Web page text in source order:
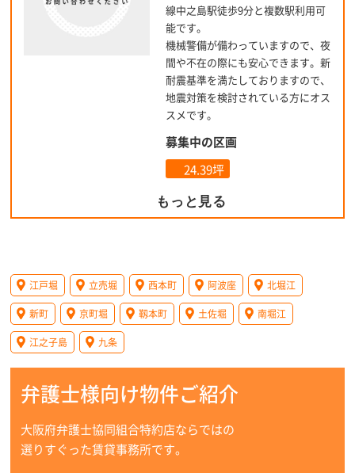
線中之島駅徒歩9分と複数駅利用可
能です。
機械警備が備わっていますので、夜
間や不在の際にも安心できます。新
耐震基準を満たしておりますので、
地震対策を検討されている方にオス
スメです。
募集中の区画
24.39坪
もっと見る
江戸堀 立売堀 西本町 阿波座 北堀江
新町 京町堀 靱本町 土佐堀 南堀江
江之子島 九条
弁護士様向け物件ご紹介
大阪府弁護士協同組合特約店ならではの
選りすぐった賃貸事務所です。